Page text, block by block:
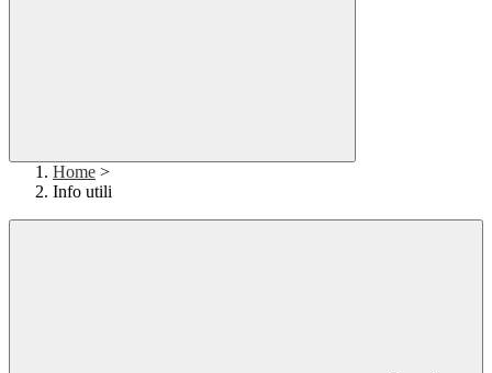
Home >
Info utili